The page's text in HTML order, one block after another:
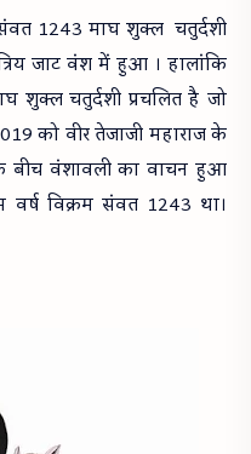
1243 माघ शुक्ल चतुर्दशी
जाट वंश में हुआ । हालांकि
चतुर्दशी प्रचलित है जो
को वीर तेजाजी महाराज के
के बीच वंशावली का वाचन हुआ
विक्रम संवत 1243 था।